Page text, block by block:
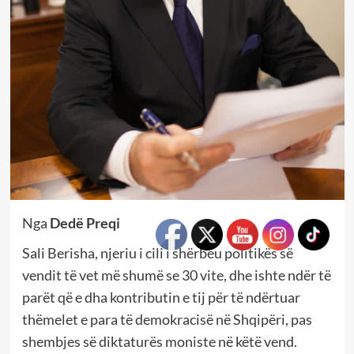
Nga Dedë Preqi
Sali Berisha, njeriu i cili i shërbeu politikës së
vendit të vet më shumë se 30 vite, dhe ishte ndër të
parët që e dha kontributin e tij për të ndërtuar
thëmelet e para të demokracisë në Shqipëri, pas
shembjes së diktaturës moniste në këtë vend.